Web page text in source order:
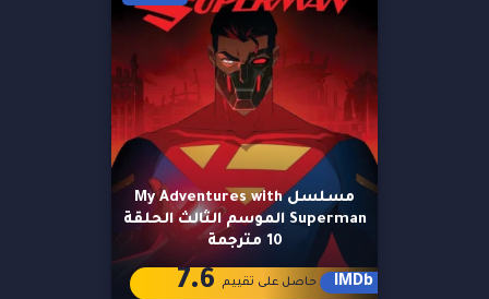
مسلسل My Adventures with
Superman الموسم الثالث الحلقة
10 مترجمة
IMDb حاصل على تقييم 7.6